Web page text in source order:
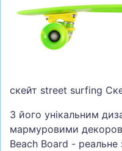
СНОУБОРДИ
ОДЯГ
БІГ, ФІТНЕС, М'ЯЧІ
ВЕЛОСИПЕДИ
скейт street surfing
З його унікальним
мармуровими
Beach Board - реальне